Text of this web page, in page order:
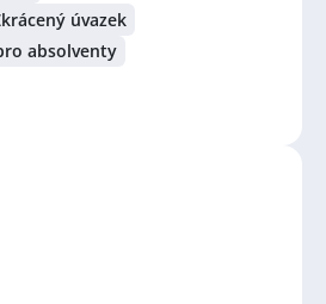
úvazek
absolventy